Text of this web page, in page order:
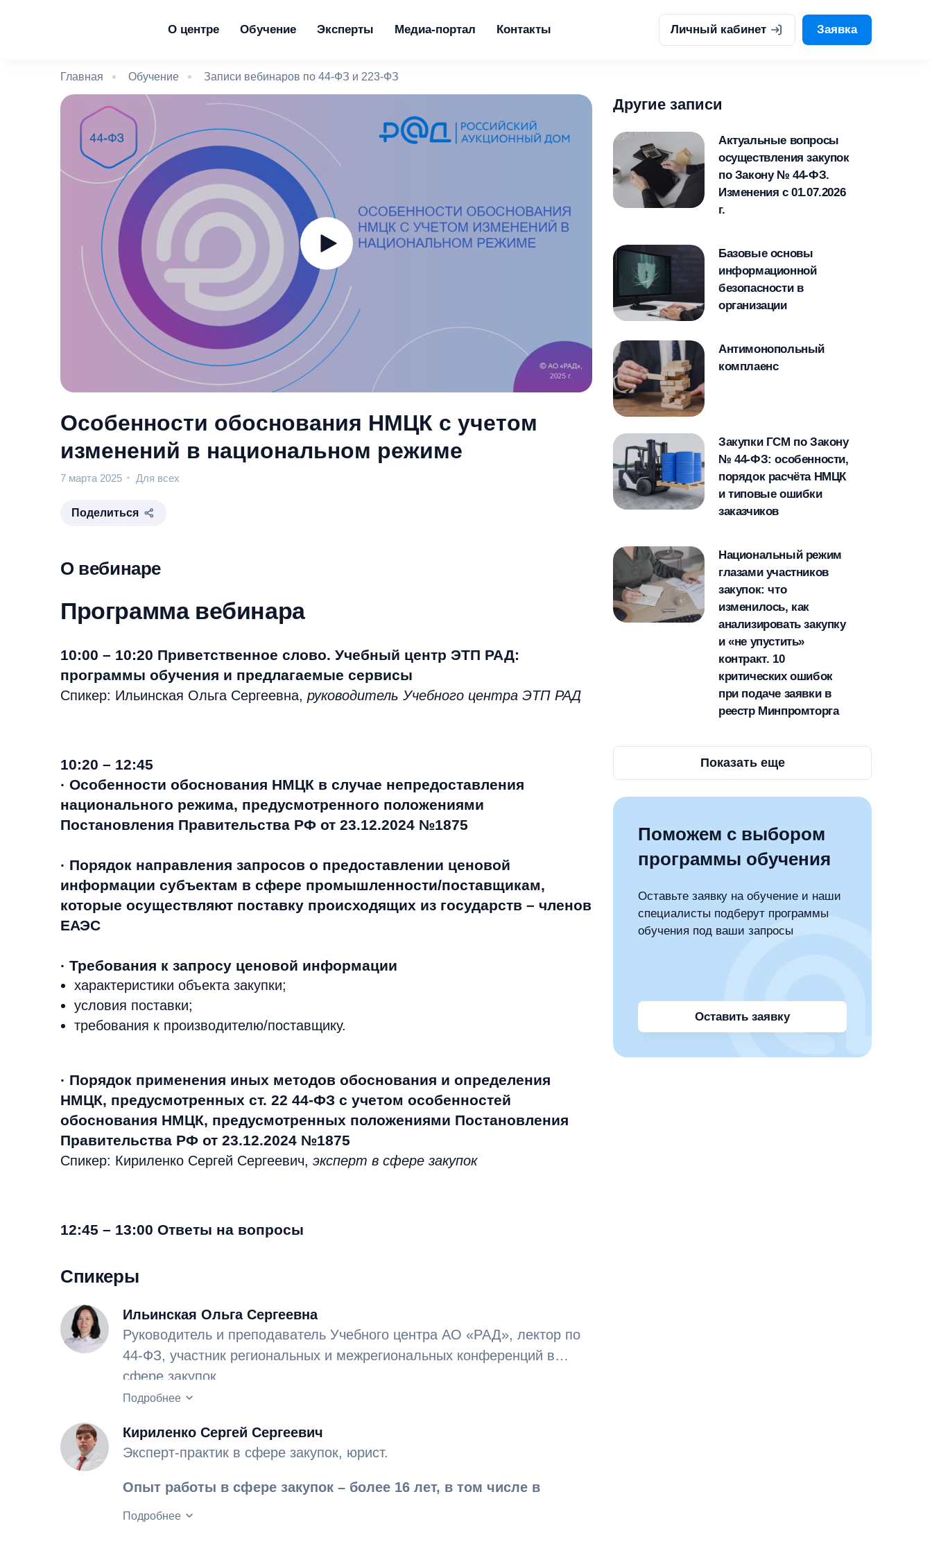
О центре Обучение Эксперты Медиа-портал Контакты Личный кабинет Заявка
Главная Обучение Записи вебинаров по 44-ФЗ и 223-ФЗ
Особенности обоснования НМЦК с учетом
изменений в национальном режиме
7 марта 2025 Для всех
Поделиться
О вебинаре
Программа вебинара
10:00 – 10:20 Приветственное слово. Учебный центр ЭТП РАД:
программы обучения и предлагаемые сервисы
Спикер: Ильинская Ольга Сергеевна, руководитель Учебного центра ЭТП РАД
10:20 – 12:45
· Особенности обоснования НМЦК в случае непредоставления
национального режима, предусмотренного положениями
Постановления Правительства РФ от 23.12.2024 №1875
· Порядок направления запросов о предоставлении ценовой
информации субъектам в сфере промышленности/поставщикам,
которые осуществляют поставку происходящих из государств – членов
ЕАЭС
· Требования к запросу ценовой информации
характеристики объекта закупки;
условия поставки;
требования к производителю/поставщику.
· Порядок применения иных методов обоснования и определения
НМЦК, предусмотренных ст. 22 44-ФЗ с учетом особенностей
обоснования НМЦК, предусмотренных положениями Постановления
Правительства РФ от 23.12.2024 №1875
Спикер: Кириленко Сергей Сергеевич, эксперт в сфере закупок
12:45 – 13:00 Ответы на вопросы
Спикеры
Ильинская Ольга Сергеевна
Руководитель и преподаватель Учебного центра АО «РАД», лектор по
44-ФЗ, участник региональных и межрегиональных конференций в
сфере закупок.
Опыт работы в сфере закупок – 12 лет.
Подробнее
Кириленко Сергей Сергеевич
Эксперт-практик в сфере закупок, юрист.
Опыт работы в сфере закупок – более 16 лет, в том числе в
органах исполнительной власти.
Подробнее
Другие записи
Актуальные вопросы
осуществления закупок
по Закону № 44-ФЗ.
Изменения с 01.07.2026
г.
Базовые основы
информационной
безопасности в
организации
Антимонопольный
комплаенс
Закупки ГСМ по Закону
№ 44-ФЗ: особенности,
порядок расчёта НМЦК
и типовые ошибки
заказчиков
Национальный режим
глазами участников
закупок: что
изменилось, как
анализировать закупку
и «не упустить»
контракт. 10
критических ошибок
при подаче заявки в
реестр Минпромторга
Показать еще
Поможем с выбором
программы обучения
Оставьте заявку на обучение и наши
специалисты подберут программы
обучения под ваши запросы
Оставить заявку